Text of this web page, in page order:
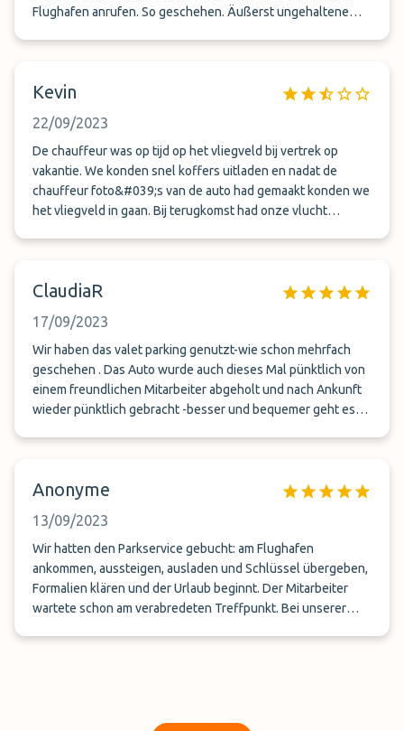
Flughafen anrufen. So geschehen. Äußerst ungehaltene
war ein unangenehmes Gefühl bei den vorbei rasenden
gewesen. Die Regelung mit dem 7 Minuten -Ein-u.
Ausfahrtticket setzt beide Seiten unter Druck.
Kevin
22/09/2023
De chauffeur was op tijd op het vliegveld bij vertrek op
vakantie. We konden snel koffers uitladen en nadat de
chauffeur foto&#039;s van de auto had gemaakt konden we
het vliegveld in gaan. Bij terugkomst had onze vlucht
door het bedrijf gebeld dat ik de auto kon komen halen want
kon ik mijn vrouw achter laten bij de bagage en op zoek naar
onze auto. Echt nooit meer dat we bij dit bedrijf een
parkeerplaats boeken.
ClaudiaR
17/09/2023
Wir haben das valet parking genutzt-wie schon mehrfach
geschehen . Das Auto wurde auch dieses Mal pünktlich von
einem freundlichen Mitarbeiter abgeholt und nach Ankunft
wieder pünktlich gebracht -besser und bequemer geht es
Anonyme
13/09/2023
Wir hatten den Parkservice gebucht: am Flughafen
ankommen, aussteigen, ausladen und Schlüssel übergeben,
Formalien klären und der Urlaub beginnt. Der Mitarbeiter
wartete schon am verabredeten Treffpunkt. Bei unserer